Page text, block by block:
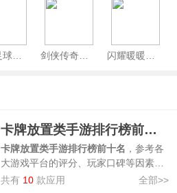
实况足球官服 剑侠传奇手游 闪耀暖暖官服
卡牌放置类手游排行榜前十名
卡牌放置类手游排行榜前十名 ，参考各
大游戏平台的评分、玩家口碑等因素综
合整理制作而来，其中有斗罗大陆魂师
共有 10 款应用 全部>>